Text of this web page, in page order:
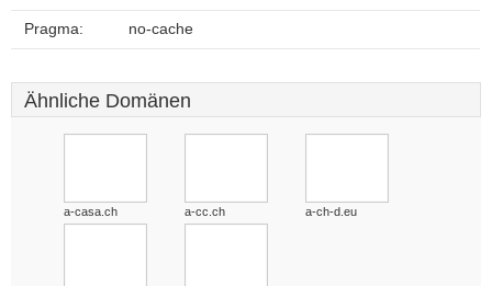
Pragma: no-cache
Ähnliche Domänen
a-casa.ch a-cc.ch a-ch-d.eu